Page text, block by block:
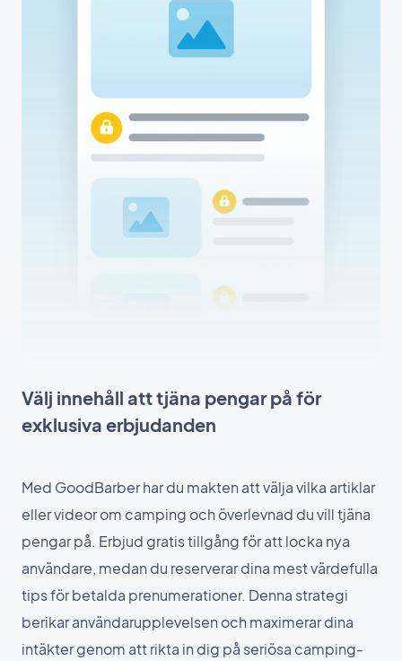
Välj innehåll att tjäna pengar på för
exklusiva erbjudanden
Med GoodBarber har du makten att välja vilka artiklar
eller videor om camping och överlevnad du vill tjäna
pengar på. Erbjud gratis tillgång för att locka nya
användare, medan du reserverar dina mest värdefulla
tips för betalda prenumerationer. Denna strategi
berikar användarupplevelsen och maximerar dina
intäkter genom att rikta in dig på seriösa camping-